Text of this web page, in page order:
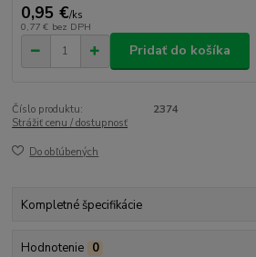
0,95 €/ks
0,77 € bez DPH
Pridať do košíka
Číslo produktu:
2374
Strážiť cenu / dostupnosť
Do obľúbených
Kompletné špecifikácie
Hodnotenie 0